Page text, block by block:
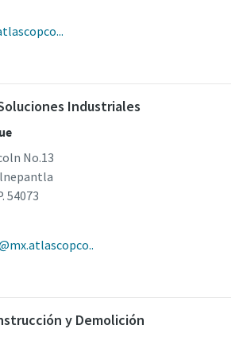
Industriales
No.13
54073
y Demolición